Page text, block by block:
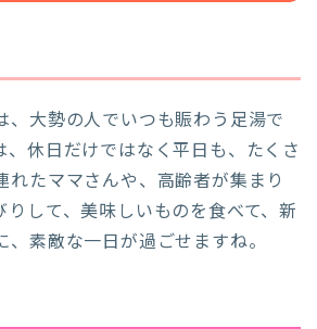
、大勢の人でいつも賑わう足湯で
、休日だけではなく平日も、たくさ
れたママさんや、高齢者が集まり
りして、美味しいものを食べて、新
素敵な一日が過ごせますね。